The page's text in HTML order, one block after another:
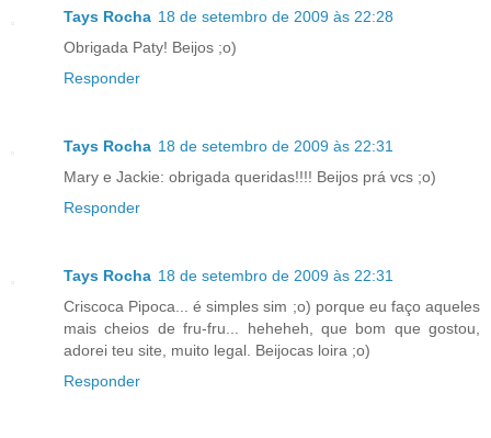
Tays Rocha 18 de setembro de 2009 às 22:28
Obrigada Paty! Beijos ;o)
Responder
Tays Rocha 18 de setembro de 2009 às 22:31
Mary e Jackie: obrigada queridas!!!! Beijos prá vcs ;o)
Responder
Tays Rocha 18 de setembro de 2009 às 22:31
Criscoca Pipoca... é simples sim ;o) porque eu faço aqueles
mais cheios de fru-fru... heheheh, que bom que gostou,
adorei teu site, muito legal. Beijocas loira ;o)
Responder